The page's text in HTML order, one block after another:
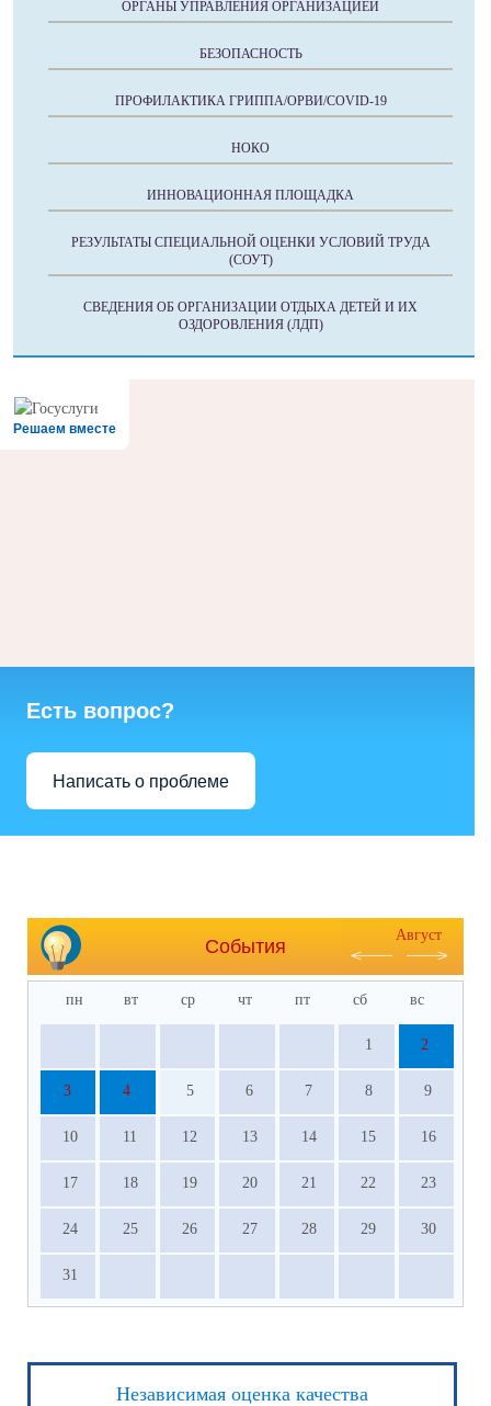
ОРГАНЫ УПРАВЛЕНИЯ ОРГАНИЗАЦИЕЙ
БЕЗОПАСНОСТЬ
ПРОФИЛАКТИКА ГРИППА/ОРВИ/COVID-19
НОКО
ИННОВАЦИОННАЯ ПЛОЩАДКА
РЕЗУЛЬТАТЫ СПЕЦИАЛЬНОЙ ОЦЕНКИ УСЛОВИЙ ТРУДА
(СОУТ)
СВЕДЕНИЯ ОБ ОРГАНИЗАЦИИ ОТДЫХА ДЕТЕЙ И ИХ
ОЗДОРОВЛЕНИЯ (ЛДП)
Решаем вместе
Есть вопрос?
Написать о проблеме
События
Август
пн вт ср чт пт сб вс
1 2
3 4 5 6 7 8 9
10 11 12 13 14 15 16
17 18 19 20 21 22 23
24 25 26 27 28 29 30
31
Независимая оценка качества